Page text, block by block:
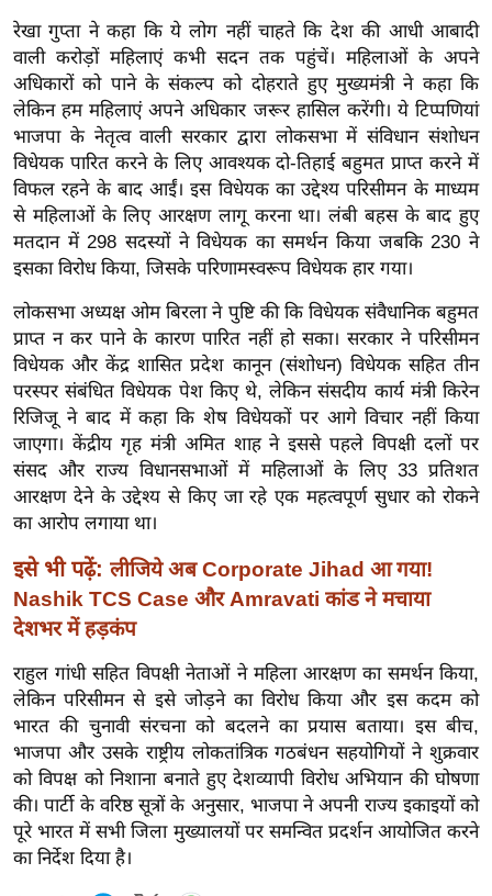
-
पे
प
र
मि
सा
ल
बे
मि
सा
ल
श
ख्सि
य
त
यं
ग
इं
डि
या
हि
त्य
ज
ग
त
ऑ
टो
रेखा गुप्ता ने कहा कि ये लोग नहीं चाहते कि देश की आधी आबादी
वाली करोड़ों महिलाएं कभी सदन तक पहुंचें। महिलाओं के अपने
अधिकारों को पाने के संकल्प को दोहराते हुए मुख्यमंत्री ने कहा कि
लेकिन हम महिलाएं अपने अधिकार जरूर हासिल करेंगी। ये टिप्पणियां
भाजपा के नेतृत्व वाली सरकार द्वारा लोकसभा में संविधान संशोधन
विधेयक पारित करने के लिए आवश्यक दो-तिहाई बहुमत प्राप्त करने में
विफल रहने के बाद आईं। इस विधेयक का उद्देश्य परिसीमन के माध्यम
से महिलाओं के लिए आरक्षण लागू करना था। लंबी बहस के बाद हुए
मतदान में 298 सदस्यों ने विधेयक का समर्थन किया जबकि 230 ने
इसका विरोध किया, जिसके परिणामस्वरूप विधेयक हार गया।
लोकसभा अध्यक्ष ओम बिरला ने पुष्टि की कि विधेयक संवैधानिक बहुमत
प्राप्त न कर पाने के कारण पारित नहीं हो सका। सरकार ने परिसीमन
विधेयक और केंद्र शासित प्रदेश कानून (संशोधन) विधेयक सहित तीन
परस्पर संबंधित विधेयक पेश किए थे, लेकिन संसदीय कार्य मंत्री किरेन
रिजिजू ने बाद में कहा कि शेष विधेयकों पर आगे विचार नहीं किया
जाएगा। केंद्रीय गृह मंत्री अमित शाह ने इससे पहले विपक्षी दलों पर
संसद और राज्य विधानसभाओं में महिलाओं के लिए 33 प्रतिशत
आरक्षण देने के उद्देश्य से किए जा रहे एक महत्वपूर्ण सुधार को रोकने
का आरोप लगाया था।
इसे भी पढ़ें: लीजिये अब Corporate Jihad आ गया!
Nashik TCS Case और Amravati कांड ने मचाया
देशभर में हड़कंप
राहुल गांधी सहित विपक्षी नेताओं ने महिला आरक्षण का समर्थन किया,
लेकिन परिसीमन से इसे जोड़ने का विरोध किया और इस कदम को
भारत की चुनावी संरचना को बदलने का प्रयास बताया। इस बीच,
भाजपा और उसके राष्ट्रीय लोकतांत्रिक गठबंधन सहयोगियों ने शुक्रवार
को विपक्ष को निशाना बनाते हुए देशव्यापी विरोध अभियान की घोषणा
की। पार्टी के वरिष्ठ सूत्रों के अनुसार, भाजपा ने अपनी राज्य इकाइयों को
पूरे भारत में सभी जिला मुख्यालयों पर समन्वित प्रदर्शन आयोजित करने
का निर्देश दिया है।